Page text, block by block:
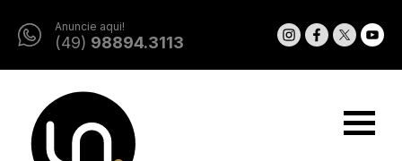
Anuncie aqui!
(49) 98894.3113